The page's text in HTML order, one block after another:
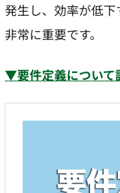
発生し、効率が低
非常に重要です。
▼要件定義につい